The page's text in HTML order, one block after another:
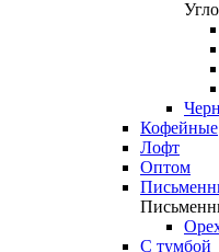
Кофейные
Лофт
Оптом
С тумбой